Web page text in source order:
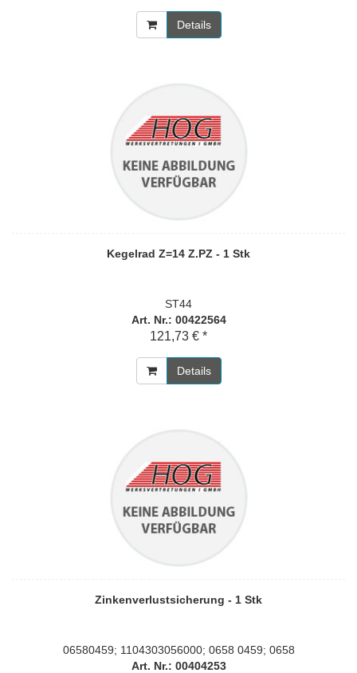
Details
Kegelrad Z=14 Z.PZ - 1 Stk
ST44
Art. Nr.: 00422564
121,73 € *
Details
Zinkenverlustsicherung - 1 Stk
06580459; 1104303056000; 0658 0459; 0658
Art. Nr.: 00404253